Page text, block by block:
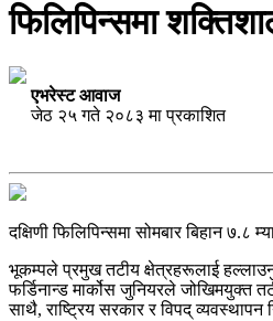
फिलिपिन्समा
एभरेस्ट आवाज
जेठ २५ गते २०८३ मा प्रकाशित
दक्षिणी फिलिपिन्समा सोमबार बिहान
भूकम्पले प्रमुख तटीय क्षेत्रहरूलाई
फर्डिनान्ड मार्कोस जुनियरले जोखिमयुक्त
साथै, राष्ट्रिय सरकार र विपद् व्यवस्थापन